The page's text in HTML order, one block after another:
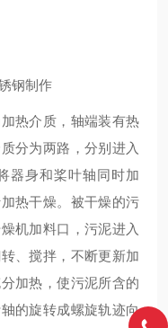
钢制作
热介质，轴端装有热
分为两路，分别进入
器身和桨叶轴同时加
热干燥。被干燥的污
机加料口，污泥进入
、搅拌，不断更新加
加热，使污泥所含的
的旋转成螺旋轨迹向